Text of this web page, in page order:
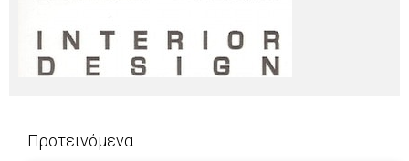
Προτεινόμενα